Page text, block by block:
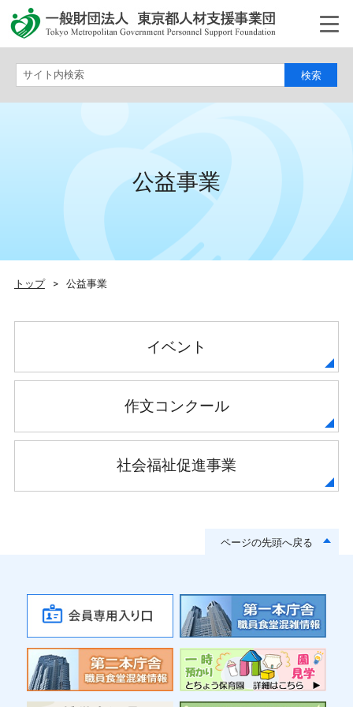
サイト内検索
公益事業
トップ > 公益事業
イベント
作文コンクール
社会福祉促進事業
ページの先頭へ戻る